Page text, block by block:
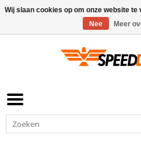
Wij slaan cookies op om onze website
Nee
Meer